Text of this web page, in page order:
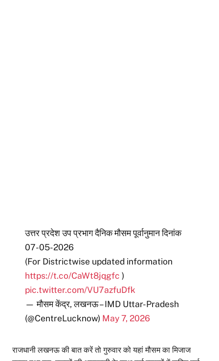
उत्तर प्रदेश उप प्रभाग दैनिक मौसम पूर्वानुमान दिनांक
07-05-2026
(For Districtwise updated information
https://t.co/CaWt8jqgfc )
pic.twitter.com/VU7azfuDfk
— मौसम केंद्र, लखनऊ – IMD Uttar-Pradesh
(@CentreLucknow) May 7, 2026
राजधानी लखनऊ की बात करें तो गुरुवार को यहां मौसम का मिजाज